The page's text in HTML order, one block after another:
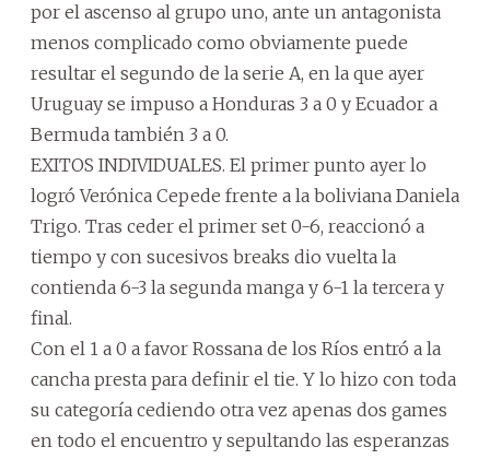
por el ascenso al grupo uno, ante un antagonista
menos complicado como obviamente puede
resultar el segundo de la serie A, en la que ayer
Uruguay se impuso a Honduras 3 a 0 y Ecuador a
Bermuda también 3 a 0.
EXITOS INDIVIDUALES. El primer punto ayer lo
logró Verónica Cepede frente a la boliviana Daniela
Trigo. Tras ceder el primer set 0-6, reaccionó a
tiempo y con sucesivos breaks dio vuelta la
contienda 6-3 la segunda manga y 6-1 la tercera y
final.
Con el 1 a 0 a favor Rossana de los Ríos entró a la
cancha presta para definir el tie. Y lo hizo con toda
su categoría cediendo otra vez apenas dos games
en todo el encuentro y sepultando las esperanzas